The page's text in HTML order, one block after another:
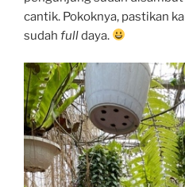
cantik. Pokoknya, pastikan
sudah fulldaya.